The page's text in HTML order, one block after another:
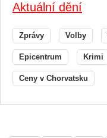
Aktuální dění
Zprávy Volby
Epicentrum Krimi
Ceny v Chorvatsku